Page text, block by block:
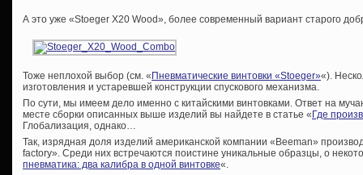
А это уже «Stoeger X20 Wood», более современный вариант старого
Тоже неплохой выбор (см. « Пневматические винтовки «Stoeger»«).
изготовления и устаревшей конструкции спускового механизма.
По сути, мы имеем дело именно с китайскими винтовками. Ответ на
месте сборки описанных выше изделий вы найдете в статье « Где
Глобализация, однако…
Так, изрядная доля изделий американской компании «Beeman»
factory». Среди них встречаются поистине уникальные образцы, о
пневматика: два калибра в одной винтовке«.